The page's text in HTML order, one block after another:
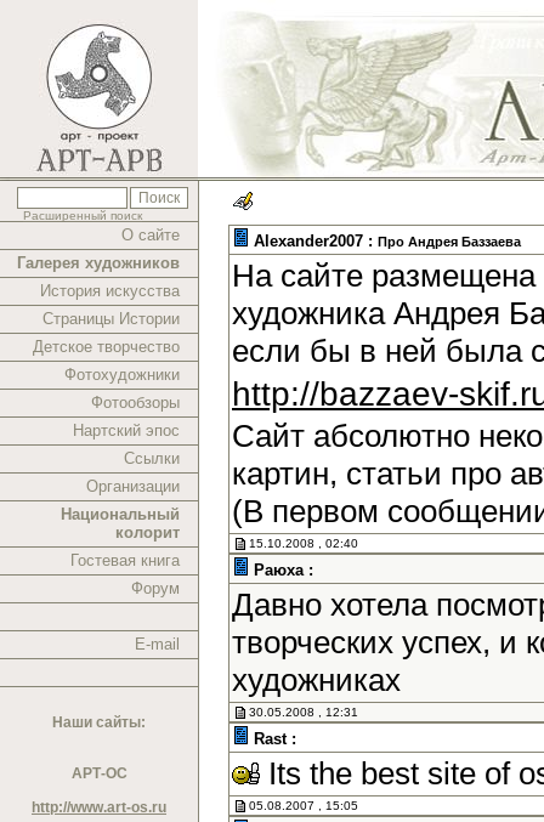
Расширенный поиск
О сайте
Галерея художников
История искусства
Страницы Истории
Детское творчество
Фотохудожники
Фотообзоры
Нартский эпос
Ссылки
Организации
Национальный
колорит
Гостевая книга
Форум
E-mail
Наши сайты:
АРТ-ОС
http://www.art-os.ru
Alexander2007 : Про Андрея Баззаева
На сайте размещена
художника Андрея
если бы в ней была
http://bazzaev-
Сайт абсолютно
картин, статьи про
(В первом
15.10.2008 , 02:40
Раюха :
Давно хотела
творческих успех,
художниках
30.05.2008 , 12:31
Rast :
Its the best site of
05.08.2007 , 15:05